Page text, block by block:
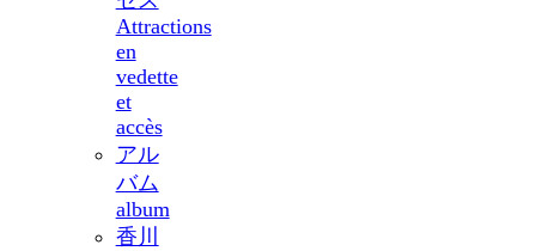
Attractions
en
vedette
et
accès
アル
バム
album
香川